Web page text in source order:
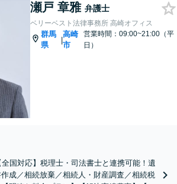
瀬戸 章雅 弁護士
ベリーベスト法律事務所 高崎オフィス
群馬
県
|
高崎
市
営業時間：09:00~21:00（平
日）
全国対応】税理士・司法書士と連携可能！遺
成／相続放棄／相続人・財産調査／相続税